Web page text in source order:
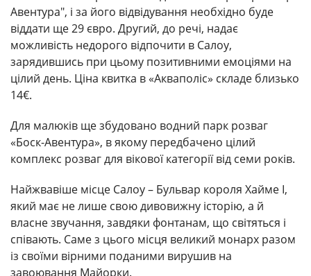
Авентура", і за його відвідування необхідно буде
віддати ще 29 євро. Другий, до речі, надає
можливість недорого відпочити в Салоу,
зарядившись при цьому позитивними емоціями на
цілий день. Ціна квитка в «Акваполіс» складе близько
14€.
Для малюків ще збудовано водний парк розваг
«Боск-Авентура», в якому передбачено цілий
комплекс розваг для вікової категорії від семи років.
Найжвавіше місце Салоу – Бульвар короля Хайме І,
який має не лише свою дивовижну історію, а й
власне звучання, завдяки фонтанам, що світяться і
співають. Саме з цього місця великий монарх разом
із своїми вірними поданими вирушив на
завоювання Майорки.